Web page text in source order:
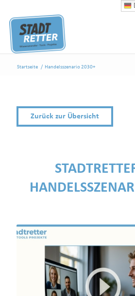
Startseite / Handelsszenario 2030+
Zurück zur Übersicht